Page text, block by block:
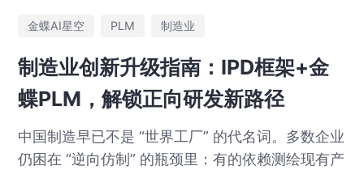
金蝶AI星空 PLM 制造业
制造业创新升级指南：IPD框架+金
蝶PLM，解锁正向研发新路径
中国制造早已不是 “世界工厂” 的代名词。多数企业
仍困在 “逆向仿制” 的瓶颈里：有的依赖测绘现有产